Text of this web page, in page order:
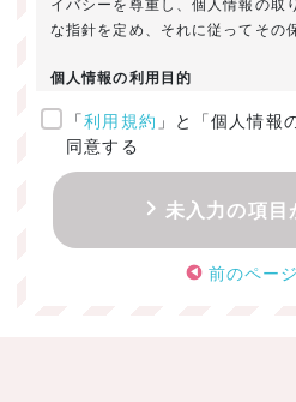
な指針を定め、それに従ってその
個人情報の利用目的
ご提供いただきました個人情報は
たします。
・お問い合わせに対する回答及び
・当社のお客様向けサービスの提
・本人確認
・サービスの開発・改善のための
「利用規約 」と「個人情報
同意する
未入力の項目
前のペー